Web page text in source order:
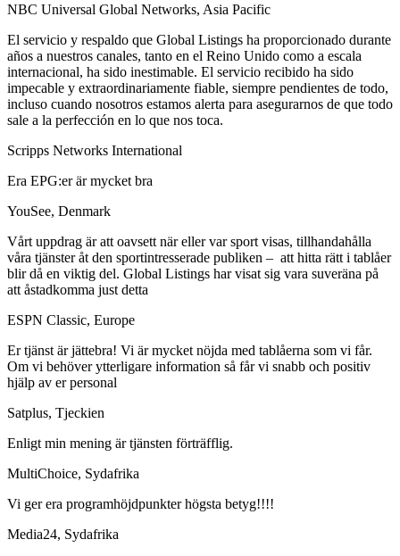
NBC Universal Global Networks, Asia Pacific
El servicio y respaldo que Global Listings ha proporcionado durante
años a nuestros canales, tanto en el Reino Unido como a escala
internacional, ha sido inestimable. El servicio recibido ha sido
impecable y extraordinariamente fiable, siempre pendientes de todo,
incluso cuando nosotros estamos alerta para asegurarnos de que todo
sale a la perfección en lo que nos toca.
Scripps Networks International
Era EPG:er är mycket bra
YouSee, Denmark
Vårt uppdrag är att oavsett när eller var sport visas, tillhandahålla
våra tjänster åt den sportintresserade publiken – att hitta rätt i tablåer
blir då en viktig del. Global Listings har visat sig vara suveräna på
att åstadkomma just detta
ESPN Classic, Europe
Er tjänst är jättebra! Vi är mycket nöjda med tablåerna som vi får.
Om vi behöver ytterligare information så får vi snabb och positiv
hjälp av er personal
Satplus, Tjeckien
Enligt min mening är tjänsten förträfflig.
MultiChoice, Sydafrika
Vi ger era programhöjdpunkter högsta betyg!!!!
Media24, Sydafrika